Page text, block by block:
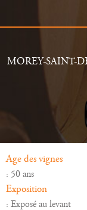
Vins
MOREY-SAINT-
Age des vignes
: 50 ans
Exposition
: Exposé au levant